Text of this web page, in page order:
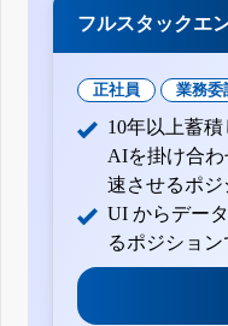
フルスタックエ
正社員 業務委
10年以上蓄
AIを掛け合
速させるポジ
UI からデー
るポジション